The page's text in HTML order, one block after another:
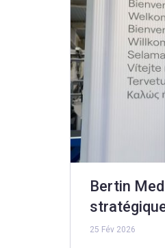
Bertin
25 Fév 2026